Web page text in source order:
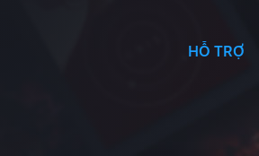
HỖ TRỢ